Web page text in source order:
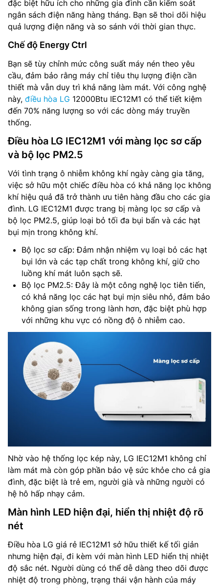
đặc biệt hữu ích cho những gia đình cần kiểm soát
ngân sách điện năng hàng tháng. Bạn sẽ thoi dõi hiệu
quả lượng điện năng và so sánh với thời gian thực.
Chế độ Energy Ctrl
Bạn sẽ tùy chỉnh mức công suất máy nén theo yêu
cầu, đảm bảo rằng máy chỉ tiêu thụ lượng điện cần
thiết mà vẫn duy trì khả năng làm mát. Với công nghệ
này, điều hòa LG 12000Btu IEC12M1 có thể tiết kiệm
đến 70% năng lượng so với các dòng máy truyền
thống.
Điều hòa LG IEC12M1 với màng lọc sơ cấp
và bộ lọc PM2.5
Với tình trạng ô nhiễm không khí ngày càng gia tăng,
việc sở hữu một chiếc điều hòa có khả năng lọc không
khí hiệu quả đã trở thành ưu tiên hàng đầu cho các gia
đình. LG IEC12M1 được trang bị màng lọc sơ cấp và
bộ lọc PM2.5, giúp loại bỏ tối đa bụi bẩn và các hạt
bụi mịn trong không khí.
Bộ lọc sơ cấp: Đảm nhận nhiệm vụ loại bỏ các hạt
bụi lớn và các tạp chất trong không khí, giữ cho
luồng khí mát luôn sạch sẽ.
Bộ lọc PM2.5: Đây là một công nghệ lọc tiên tiến,
có khả năng lọc các hạt bụi mịn siêu nhỏ, đảm bảo
không gian sống trong lành hơn, đặc biệt phù hợp
với những khu vực có nồng độ ô nhiễm cao.
Nhờ vào hệ thống lọc kép này, LG IEC12M1 không chỉ
làm mát mà còn góp phần bảo vệ sức khỏe cho cả gia
đình, đặc biệt là trẻ em, người già và những người có
hệ hô hấp nhạy cảm.
Màn hình LED hiện đại, hiển thị nhiệt độ rõ
nét
Điều hòa LG giá rẻ IEC12M1 sở hữu thiết kế tối giản
nhưng hiện đại, đi kèm với màn hình LED hiển thị nhiệt
độ sắc nét. Người dùng có thể dễ dàng theo dõi được
nhiệt độ trong phòng, trạng thái vận hành của máy